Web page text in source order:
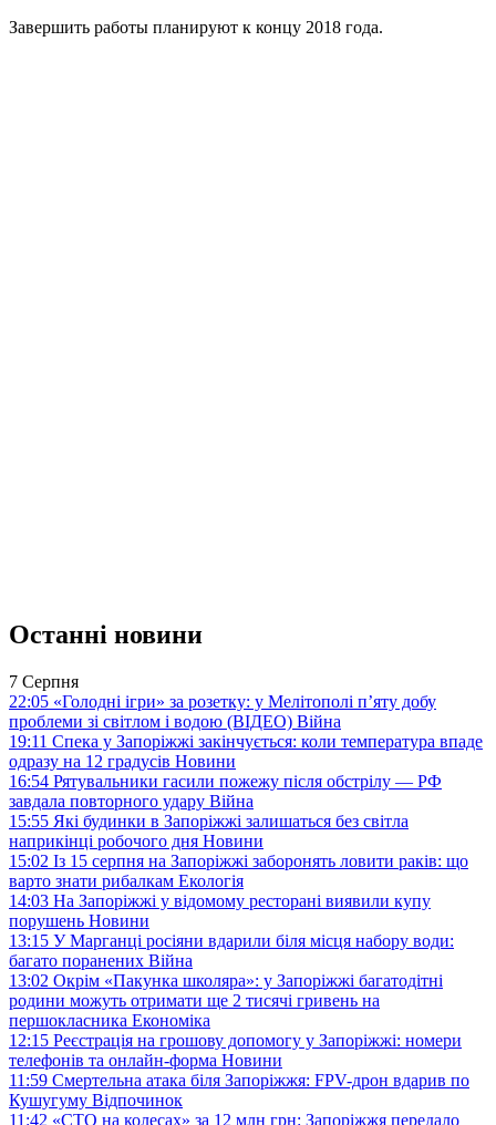
Завершить работы планируют к концу 2018 года.
Останні новини
7 Серпня
22:05 «Голодні ігри» за розетку: у Мелітополі п’яту добу
проблеми зі світлом і водою (ВІДЕО) Війна
19:11 Спека у Запоріжжі закінчується: коли температура впаде
одразу на 12 градусів Новини
16:54 Рятувальники гасили пожежу після обстрілу — РФ
завдала повторного удару Війна
15:55 Які будинки в Запоріжжі залишаться без світла
наприкінці робочого дня Новини
15:02 Із 15 серпня на Запоріжжі заборонять ловити раків: що
варто знати рибалкам Екологія
14:03 На Запоріжжі у відомому ресторані виявили купу
порушень Новини
13:15 У Марганці росіяни вдарили біля місця набору води:
багато поранених Війна
13:02 Окрім «Пакунка школяра»: у Запоріжжі багатодітні
родини можуть отримати ще 2 тисячі гривень на
першокласника Економіка
12:15 Реєстрація на грошову допомогу у Запоріжжі: номери
телефонів та онлайн-форма Новини
11:59 Смертельна атака біля Запоріжжя: FPV-дрон вдарив по
Кушугуму Відпочинок
11:42 «СТО на колесах» за 12 млн грн: Запоріжжя передало